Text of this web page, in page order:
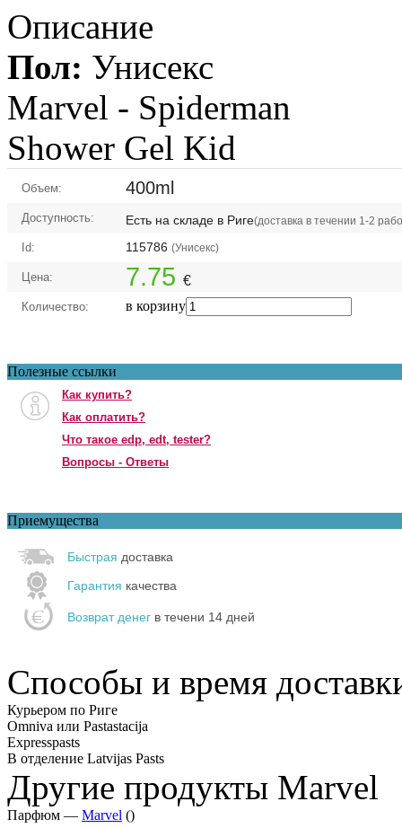
Описание
Пол: Унисекс
Marvel - Spiderman
Shower Gel Kid
Объем: 400ml
Доступность: Есть на складе в Риге(доставка в течении 1-2
Id: 115786 (Унисекс)
Цена: 7.75 €
Количество: в корзину
Полезные ссылки
Как купить?
Как оплатить?
Что такое edp, edt, tester?
Вопросы - Ответы
Приемущества
Быстрая доставка
Гарантия качества
Возврат денег в течени 14 дней
Способы и время
Курьером по Риге
Omniva или Pastastacija
Expresspasts
В отделение Latvijas Pasts
Другие продукты Marvel
Парфюм — Marvel ()